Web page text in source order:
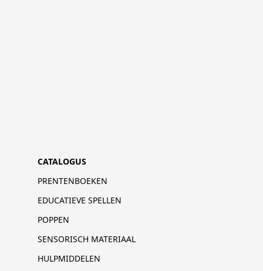
CATALOGUS
PRENTENBOEKEN
EDUCATIEVE SPELLEN
POPPEN
SENSORISCH MATERIAAL
HULPMIDDELEN